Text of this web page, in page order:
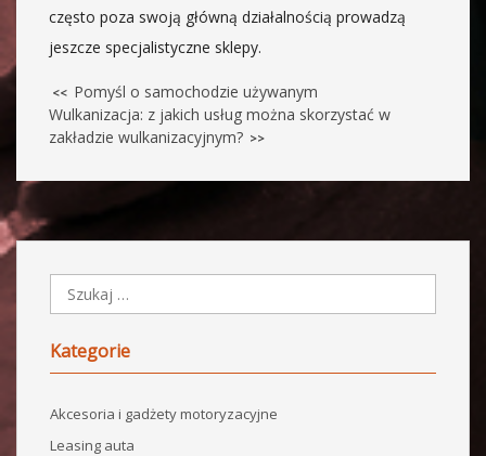
często poza swoją główną działalnością prowadzą
jeszcze specjalistyczne sklepy.
<< Pomyśl o samochodzie używanym
Wulkanizacja: z jakich usług można skorzystać w
zakładzie wulkanizacyjnym? >>
Kategorie
Akcesoria i gadżety motoryzacyjne
Leasing auta